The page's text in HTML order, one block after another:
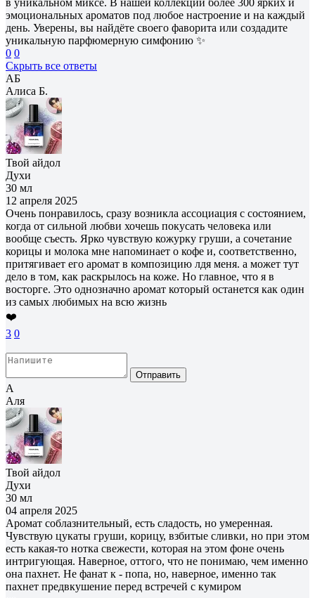
эмоциональных ароматов под любое настроение и на каждый
день. Уверены, вы найдёте своего фаворита или создадите
уникальную парфюмерную симфонию ✨
0 0
Скрыть все ответы
АБ
Алиса Б.
Твой айдол
Духи
30 мл
12 апреля 2025
Очень понравилось, сразу возникла ассоциация с состоянием,
когда от сильной любви хочешь покусать человека или
вообще съесть. Ярко чувствую кожурку груши, а сочетание
корицы и молока мне напоминает о кофе и, соответственно,
притягивает его аромат в композицию лдя меня. а может тут
дело в том, как раскрылось на коже. Но главное, что я в
восторге. Это однозначно аромат который останется как один
из самых любимых на всю жизнь
❤️
3 0
Отправить
А
Аля
Твой айдол
Духи
30 мл
04 апреля 2025
Аромат соблазнительный, есть сладость, но умеренная.
Чувствую цукаты груши, корицу, взбитые сливки, но при этом
есть какая-то нотка свежести, которая на этом фоне очень
интригующая. Наверное, оттого, что не понимаю, чем именно
она пахнет. Не фанат к - попа, но, наверное, именно так
пахнет предвкушение перед встречей с кумиром